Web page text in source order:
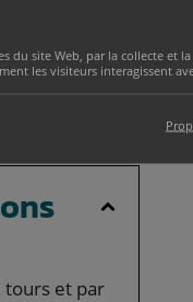
du site Web, par la collecte et
les visiteurs interagissent
de vote</a>
tours et par